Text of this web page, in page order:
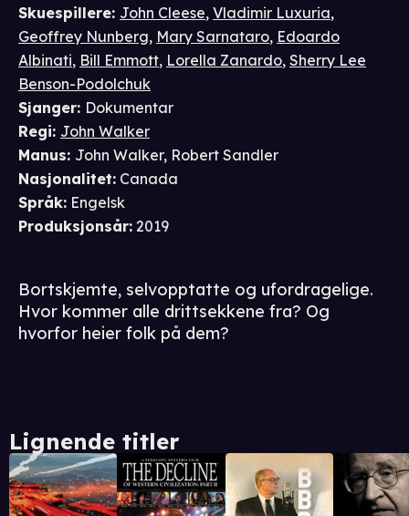
Skuespillere: John Cleese, Vladimir Luxuria,
Geoffrey Nunberg, Mary Sarnataro, Edoardo
Albinati, Bill Emmott, Lorella Zanardo, Sherry Lee
Benson-Podolchuk
Sjanger: Dokumentar
Regi: John Walker
Manus: John Walker, Robert Sandler
Nasjonalitet: Canada
Språk: Engelsk
Produksjonsår: 2019
Bortskjemte, selvopptatte og ufordragelige.
Hvor kommer alle drittsekkene fra? Og
hvorfor heier folk på dem?
Lignende titler